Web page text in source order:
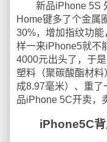
新品iPhone 5S
Home键多了个金属
30%，增加指纹功
样一来iPhone5就不
4000元出头了，于
塑料（聚碳酸酯材
成8.97毫米）、重
品iPhone 5C开卖，
iPhone5C背后